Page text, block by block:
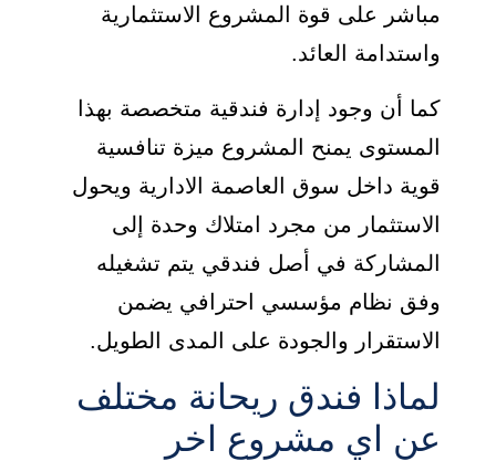
مباشر على قوة المشروع الاستثمارية
واستدامة العائد.
كما أن وجود إدارة فندقية متخصصة بهذا
المستوى يمنح المشروع ميزة تنافسية
قوية داخل سوق العاصمة الادارية ويحول
الاستثمار من مجرد امتلاك وحدة إلى
المشاركة في أصل فندقي يتم تشغيله
وفق نظام مؤسسي احترافي يضمن
الاستقرار والجودة على المدى الطويل.
لماذا فندق ريحانة مختلف
عن اي مشروع اخر